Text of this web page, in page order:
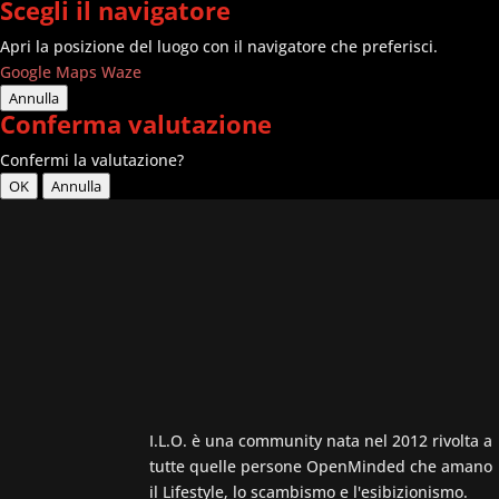
Scegli il navigatore
Apri la posizione del luogo con il navigatore che preferisci.
Google Maps Waze
Annulla
Conferma valutazione
Confermi la valutazione?
OK Annulla
I.L.O. è una community nata nel 2012 rivolta a
tutte quelle persone OpenMinded che amano
il Lifestyle, lo scambismo e l'esibizionismo.